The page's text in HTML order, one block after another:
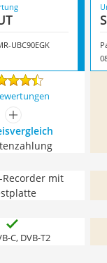
UBC90EGK
mehr anzeigen
Recorder mit
C, DVB-T2